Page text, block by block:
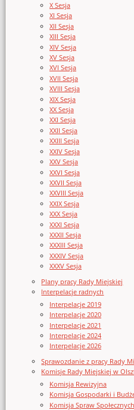
X Sesja
XI Sesja
XII Sesja
XIII Sesja
XIV Sesja
XV Sesja
XVI Sesja
XVII Sesja
XVIII Sesja
XIX Sesja
XX Sesja
XXI Sesja
XXII Sesja
XXIII Sesja
XXIV Sesja
XXV Sesja
XXVI Sesja
XXVII Sesja
XXVIII Sesja
XXIX Sesja
XXX Sesja
XXXI Sesja
XXXII Sesja
XXXIII Sesja
XXXIV Sesja
XXXV Sesja
Plany pracy Rady Miejskiej
Interpelacje radnych
Interpelacje 2019
Interpelacje 2020
Interpelacje 2021
Interpelacje 2024
Interpelacje 2026
Sprawozdanie z pracy Rady
Komisje Rady Miejskiej w
Komisja Rewizyjna
Komisja Gospodarki i
Komisja Spraw Społecznych